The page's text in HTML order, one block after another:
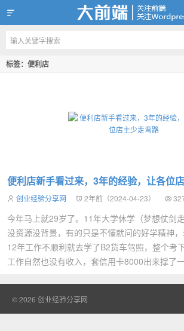
创业经验分享网
标签：便利店
便利店新手看过来，3年的经验，让各位
创业经验分享网 2年前（2024-04-23）
今年马上就29岁了。11年大学休学（梦想仗剑
没资源没背景，有的只是不懂就问的好学精神，
12年工作不顺利就去学了B2货车驾照，整个考
工作自然也没有收入，套信用卡8000出来撑了
© 2026 创业经验分享网